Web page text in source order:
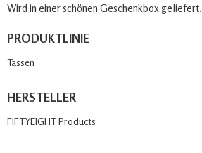
Wird in einer schönen Geschenkbox geliefert.
PRODUKTLINIE
Tassen
HERSTELLER
FIFTYEIGHT Products